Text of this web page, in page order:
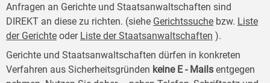
Anfragen an Gerichte und Staatsanwaltschaften sind
DIREKT an diese zu richten. (siehe Gerichtssuche bzw. Liste
der Gerichte oder Liste der Staatsanwaltschaften ).
Gerichte und Staatsanwaltschaften dürfen in konkreten
Verfahren aus Sicherheitsgründen keine E - Mails entgegen